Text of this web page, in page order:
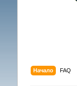
Начало FAQ